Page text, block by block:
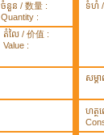
ចំនួន / 数量 :
Quantity :
តំលៃ / 价值 :
Value :
ទំហំ /
សម្គ
ហត្ថ